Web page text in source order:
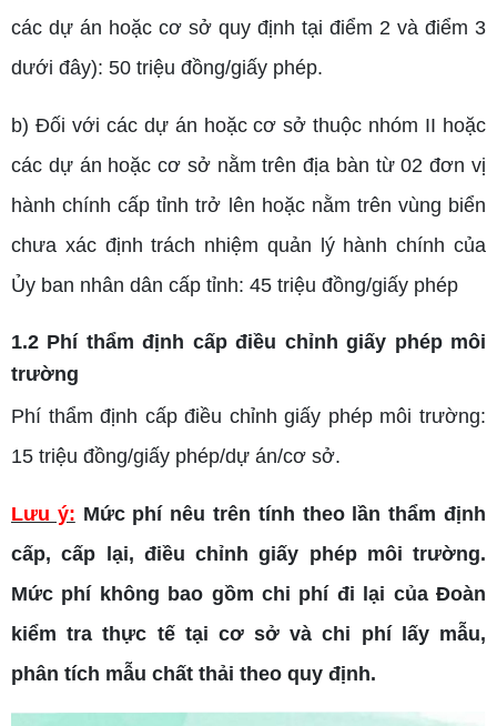
các dự án hoặc cơ sở quy định tại điểm 2 và điểm 3
dưới đây): 50 triệu đồng/giấy phép.
b) Đối với các dự án hoặc cơ sở thuộc nhóm II hoặc
các dự án hoặc cơ sở nằm trên địa bàn từ 02 đơn vị
hành chính cấp tỉnh trở lên hoặc nằm trên vùng biển
chưa xác định trách nhiệm quản lý hành chính của
Ủy ban nhân dân cấp tỉnh: 45 triệu đồng/giấy phép
1.2 Phí thẩm định cấp điều chỉnh giấy phép môi
trường
Phí thẩm định cấp điều chỉnh giấy phép môi trường:
15 triệu đồng/giấy phép/dự án/cơ sở.
Lưu ý: Mức phí nêu trên tính theo lần thẩm định
cấp, cấp lại, điều chỉnh giấy phép môi trường.
Mức phí không bao gồm chi phí đi lại của Đoàn
kiểm tra thực tế tại cơ sở và chi phí lấy mẫu,
phân tích mẫu chất thải theo quy định.